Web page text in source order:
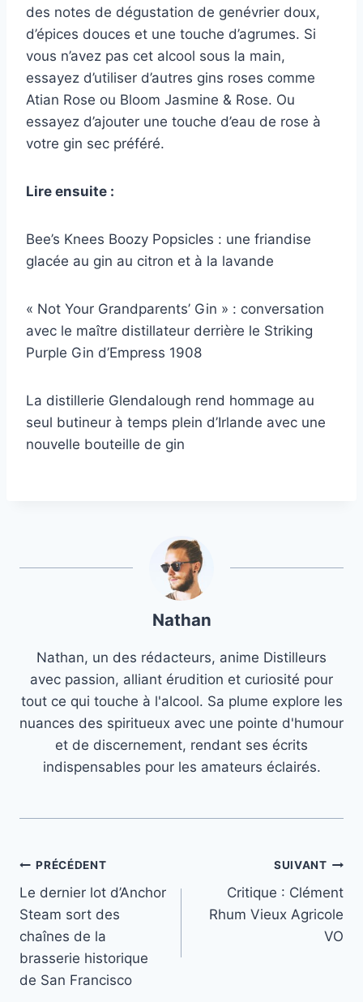
des notes de dégustation de genévrier doux,
d’épices douces et une touche d’agrumes. Si
vous n’avez pas cet alcool sous la main,
essayez d’utiliser d’autres gins roses comme
Atian Rose ou Bloom Jasmine & Rose. Ou
essayez d’ajouter une touche d’eau de rose à
votre gin sec préféré.
Lire ensuite :
Bee’s Knees Boozy Popsicles : une friandise
glacée au gin au citron et à la lavande
« Not Your Grandparents’ Gin » : conversation
avec le maître distillateur derrière le Striking
Purple Gin d’Empress 1908
La distillerie Glendalough rend hommage au
seul butineur à temps plein d’Irlande avec une
nouvelle bouteille de gin
Nathan
Nathan, un des rédacteurs, anime Distilleurs
avec passion, alliant érudition et curiosité pour
tout ce qui touche à l'alcool. Sa plume explore les
nuances des spiritueux avec une pointe d'humour
et de discernement, rendant ses écrits
indispensables pour les amateurs éclairés.
Navigation
de
l’article
PRÉCÉDENT
Le dernier lot d’Anchor
Steam sort des
chaînes de la
brasserie historique
de San Francisco
SUIVANT
Critique : Clément
Rhum Vieux Agricole
VO